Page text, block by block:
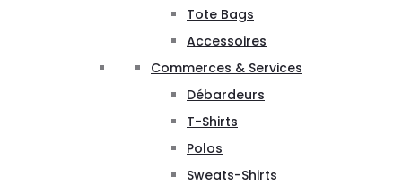
Tote Bags
Accessoires
Commerces & Services
Débardeurs
T-Shirts
Polos
Sweats-Shirts